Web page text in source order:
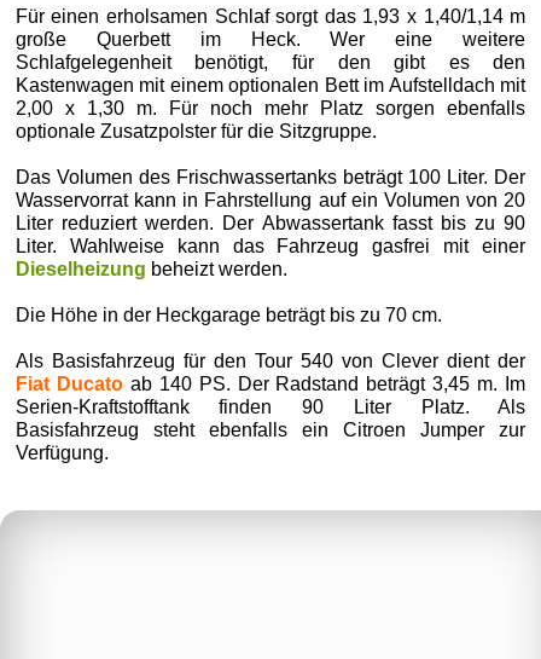
Für einen erholsamen Schlaf sorgt das 1,93 x 1,40/1,14 m
große Querbett im Heck. Wer eine weitere
Schlafgelegenheit benötigt, für den gibt es den
Kastenwagen mit einem optionalen Bett im Aufstelldach mit
2,00 x 1,30 m. Für noch mehr Platz sorgen ebenfalls
optionale Zusatzpolster für die Sitzgruppe.
Das Volumen des Frischwassertanks beträgt 100 Liter. Der
Wasservorrat kann in Fahrstellung auf ein Volumen von 20
Liter reduziert werden. Der Abwassertank fasst bis zu 90
Liter. Wahlweise kann das Fahrzeug gasfrei mit einer
Dieselheizung beheizt werden.
Die Höhe in der Heckgarage beträgt bis zu 70 cm.
Als Basisfahrzeug für den Tour 540 von Clever dient der
Fiat Ducatoab 140 PS. Der Radstand beträgt 3,45 m. Im
Serien-Kraftstofftank finden 90 Liter Platz. Als
Basisfahrzeug steht ebenfalls ein Citroen Jumper zur
Verfügung.